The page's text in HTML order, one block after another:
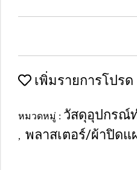
เพิ่มรายการโปรด
หมวดหมู่ : วัสดุอุปกรณ์
, พลาสเตอร์/ผ้าปิดแ